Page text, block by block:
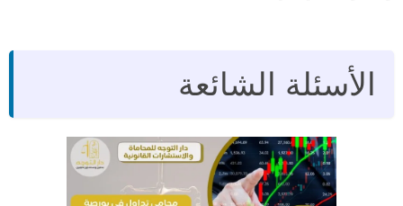
الأسئلة الشائعة